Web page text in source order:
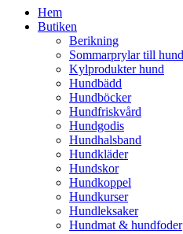
Hem
Butiken
Berikning
Sommarprylar till hund
Kylprodukter hund
Hundbädd
Hundböcker
Hundfriskvård
Hundgodis
Hundhalsband
Hundkläder
Hundskor
Hundkoppel
Hundkurser
Hundleksaker
Hundmat & hundfoder